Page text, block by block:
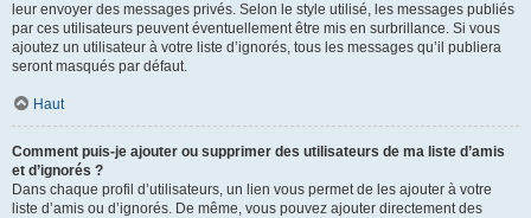
leur envoyer des messages privés. Selon le style utilisé, les messages publiés
par ces utilisateurs peuvent éventuellement être mis en surbrillance. Si vous
ajoutez un utilisateur à votre liste d’ignorés, tous les messages qu’il publiera
seront masqués par défaut.
Haut
Comment puis-je ajouter ou supprimer des utilisateurs de ma liste d’amis
et d’ignorés ?
Dans chaque profil d’utilisateurs, un lien vous permet de les ajouter à votre
liste d’amis ou d’ignorés. De même, vous pouvez ajouter directement des